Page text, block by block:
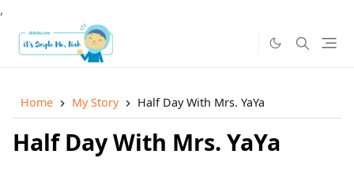
,
Home My Story Half Day With Mrs. YaYa
Half Day With Mrs. YaYa